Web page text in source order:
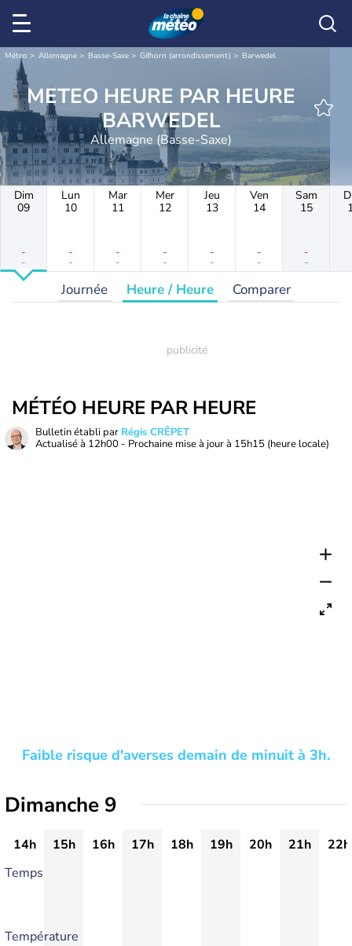
Météo Allemagne Basse-Saxe Gifhorn (arrondissement) Barwedel
METEO HEURE PAR HEURE
BARWEDEL
Allemagne (Basse-Saxe)
Dim
09
-
-
Lun
10
-
-
Mar
11
-
-
Mer
12
-
-
Jeu
13
-
-
Ven
14
-
-
Sam
15
-
-
Journée Heure / Heure Comparer
MÉTÉO HEURE PAR HEURE
Bulletin établi par Régis CRÊPET
Actualisé à 12h00 - Prochaine mise à jour à 15h15 (heure locale)
Faible risque d'averses demain de minuit à 3h.
Dimanche 9
14h 15h 16h 17h 18h 19h 20h 21h
22h
Temps
Température